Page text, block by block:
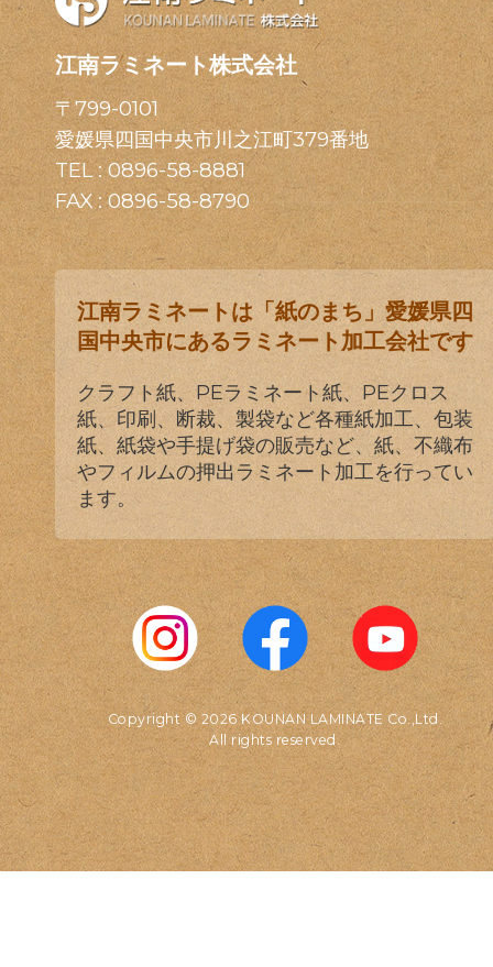
江南ラミネート株式会社
〒799-0101
愛媛県四国中央市川之江町379番地
TEL :0896-58-8881
FAX : 0896-58-8790
江南ラミネートは「紙のまち」愛媛県四
国中央市にあるラミネート加工会社です
クラフト紙、PEラミネート紙、PEクロス
紙、印刷、断裁、製袋など各種紙加工、包装
紙、紙袋や手提げ袋の販売など、紙、不織布
やフィルムの押出ラミネート加工を行ってい
ます。
Copyright © 2026 KOUNAN LAMINATE Co.,Ltd.
All rights reserved.